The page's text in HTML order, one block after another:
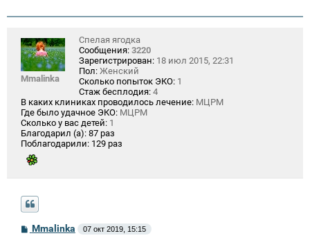
Mmalinka
Спелая ягодка
Сообщения: 3220
Зарегистрирован: 18 июл 2015, 22:31
Пол: Женский
Сколько попыток ЭКО: 1
Стаж бесплодия: 4
В каких клиниках проводилось лечение: МЦРМ
Где было удачное ЭКО: МЦРМ
Сколько у вас детей: 1
Благодарил (а): 87 раз
Поблагодарили: 129 раз
СMmalinka 07 окт 2019, 15:15